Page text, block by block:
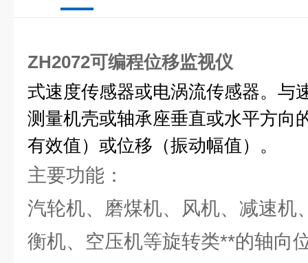
ZH2072可编程位移监视仪
式速度传感器或电涡流传感器。与
测量机壳或轴承座垂直或水平方向
有效值）或位移（振动幅值）。
主要功能：
汽轮机、磨煤机、风机、减速
衡机、空压机等旋转类**的轴向